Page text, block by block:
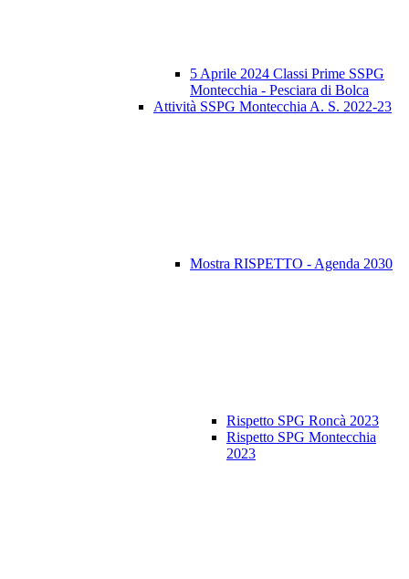
5 Aprile 2024 Classi Prime SSPG
Montecchia - Pesciara di Bolca
Attività SSPG Montecchia A. S. 2022-23
Mostra RISPETTO - Agenda 2030
Rispetto SPG Roncà 2023
Rispetto SPG Montecchia
2023